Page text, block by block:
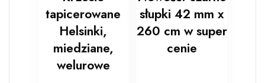
tapicerowane
Helsinki,
miedziane,
welurowe
słupki 42 mm x
260 cm w super
cenie